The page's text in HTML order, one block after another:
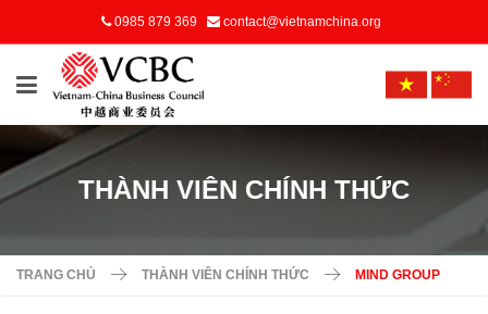
0985 879 369 contact@vietnamchina.org
THÀNH VIÊN CHÍNH THỨC
TRANG CHỦ THÀNH VIÊN CHÍNH THỨC MIND GROUP